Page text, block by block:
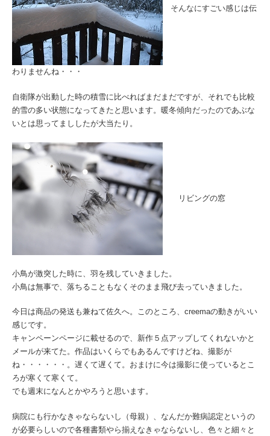
そんなにすごい感じは伝
わりませんね・・・
自衛隊が出動した時の積雪に比べればまだまだですが、それでも比較
的雪の多い状態になってきたと思います。暖冬傾向だったのであぶな
いとは思ってまししたが大当たり。
リビングの窓
小鳥が激突した時に、羽を残していきました。
小鳥は無事で、落ちることもなくそのまま飛び去っていきました。
今日は商品の発送も兼ねて佐久へ。このところ、creemaの動きがいい
感じです。
キャンペーンページに載せるので、新作５点アップしてくれないかと
メールが来てた。作品はいくらでもあるんですけどね、撮影が
ね・・・・・・。遅くて遅くて。おまけに今は撮影に使っているとこ
ろが寒くて寒くて。
でも週末になんとかやろうと思います。
病院にも行かなきゃならないし（母親）、なんだか難病認定というの
が必要らしいので各種書類やら揃えなきゃならないし、色々と細々と